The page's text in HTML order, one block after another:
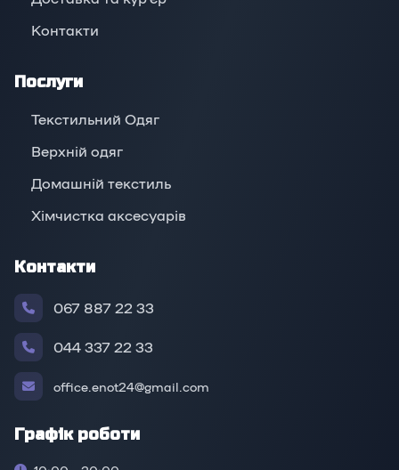
Контакти
Послуги
Текстильний Одяг
Верхній oдяг
Домашній текстиль
Хімчистка аксесуарів
Контакти
067 887 22 33
044 337 22 33
office.enot24@gmail.com
Графік роботи